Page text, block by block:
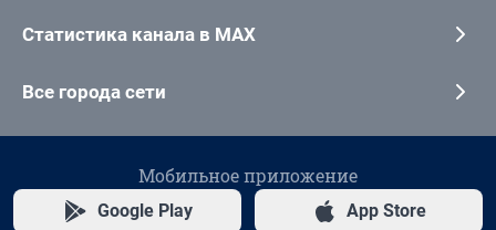
Статистика канала в MAX
Все города сети
Мобильное приложение
Google Play App Store